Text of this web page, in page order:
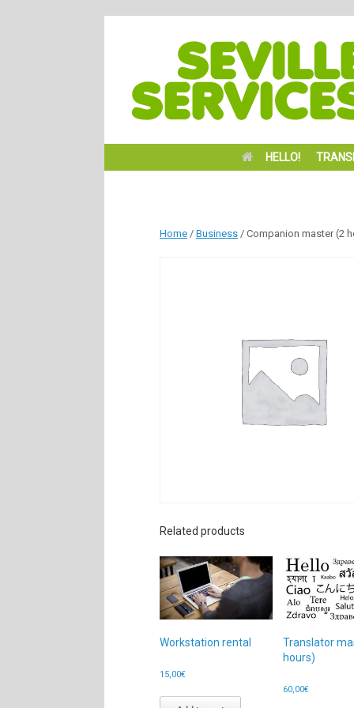
HELLO!
Home / Business / Companion master (2
Related products
Workstation rental
15,00€
Translator
hours)
60,00€